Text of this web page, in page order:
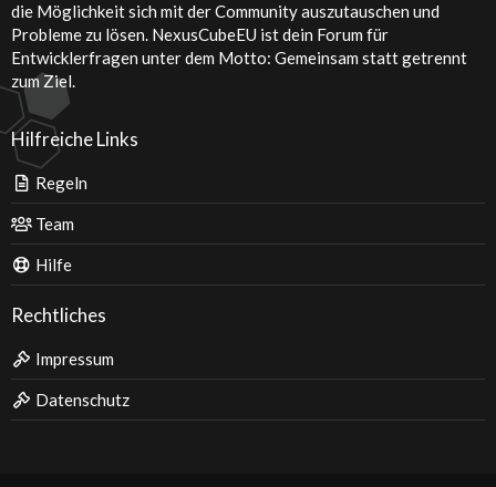
die Möglichkeit sich mit der Community auszutauschen und
Probleme zu lösen. NexusCubeEU ist dein Forum für
Entwicklerfragen unter dem Motto: Gemeinsam statt getrennt
zum Ziel.
Hilfreiche Links
Regeln
Team
Hilfe
Rechtliches
Impressum
Datenschutz